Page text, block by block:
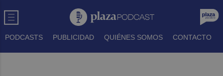
PODCASTS PUBLICIDAD QUIÉNES SOMOS CONTACTO